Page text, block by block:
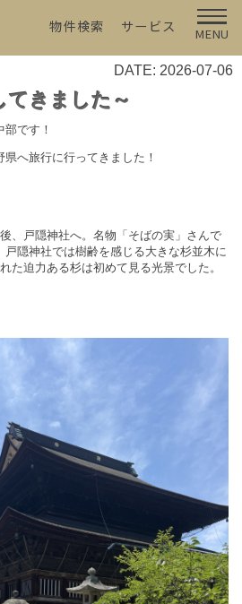
物件検索 サービス MENU
DATE: 2026-07-06
てきました～
です！
へ旅行に行ってきました！
、戸隠神社へ。名物「そばの実」さんで
隠神社では樹齢を感じる大きな杉並木に
た迫力ある杉は初めて見る光景でした。